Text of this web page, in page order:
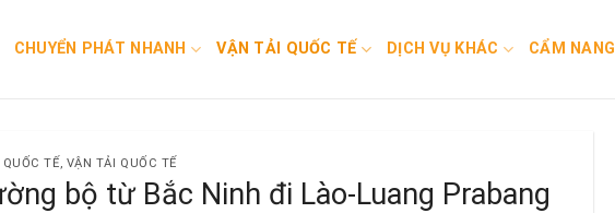
CHUYỂN PHÁT NHANH VẬN TẢI QUỐC TẾ DỊCH VỤ KHÁC CẨM NANG
TẾ, VẬN TẢI QUỐC TẾ
bộ từ Bắc Ninh đi Lào-Luang Prabang